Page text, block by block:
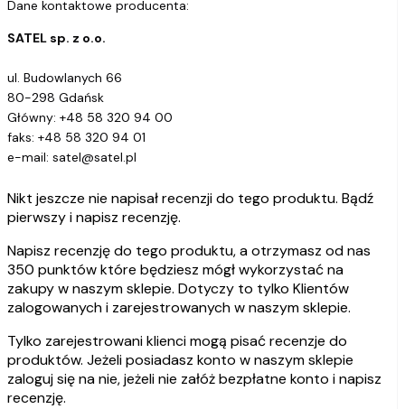
Dane kontaktowe producenta:
SATEL sp. z o.o.
ul. Budowlanych 66
80-298 Gdańsk
Główny: +48 58 320 94 00
faks: +48 58 320 94 01
e-mail: satel@satel.pl
Nikt jeszcze nie napisał recenzji do tego produktu. Bądź
pierwszy i napisz recenzję.
Napisz recenzję do tego produktu, a otrzymasz od nas
350 punktów które będziesz mógł wykorzystać na
zakupy w naszym sklepie. Dotyczy to tylko Klientów
zalogowanych i zarejestrowanych w naszym sklepie.
Tylko zarejestrowani klienci mogą pisać recenzje do
produktów. Jeżeli posiadasz konto w naszym sklepie
zaloguj się na nie, jeżeli nie załóż bezpłatne konto i napisz
recenzję.